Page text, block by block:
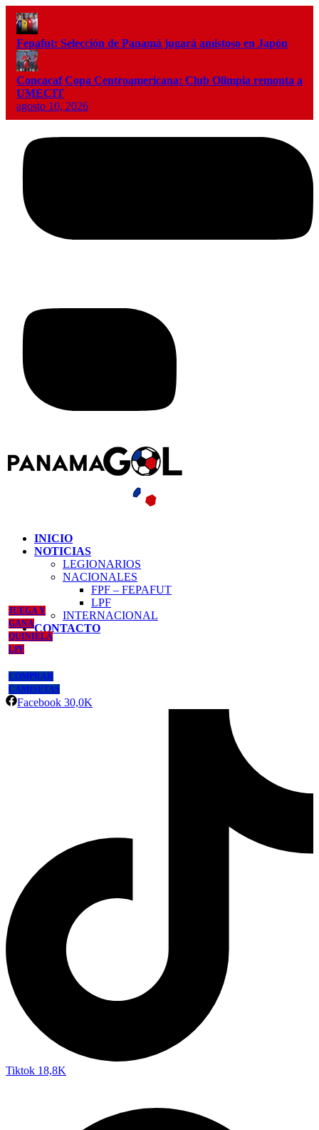
Fepafut: Selección de Panamá jugará amistoso en Japón
Concacaf Copa Centroamericana: Club Olimpia remonta a
UMECIT
agosto 10, 2026
INICIO
NOTICIAS
LEGIONARIOS
NACIONALES
FPF – FEPAFUT
LPF
INTERNACIONAL
CONTACTO
JUEGA Y
GANA
QUINIELA
LPF
COMPRAR
CAMISETAS
Facebook 30,0K
Tiktok 18,8K